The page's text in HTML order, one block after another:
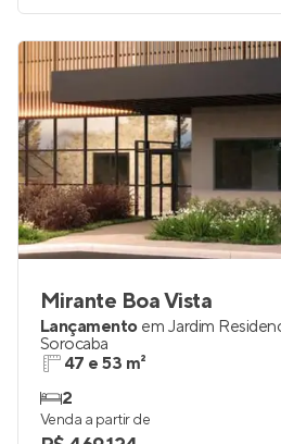
Mirante Boa Vista
Lançamento em Jardim
Sorocaba
47 e 53 m²
2
Venda a partir de